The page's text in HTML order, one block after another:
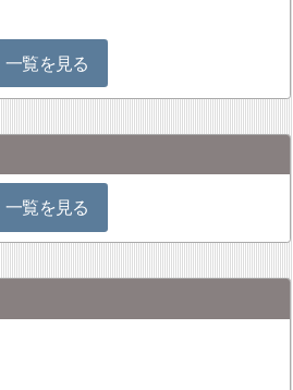
一覧を見る
一覧を見る